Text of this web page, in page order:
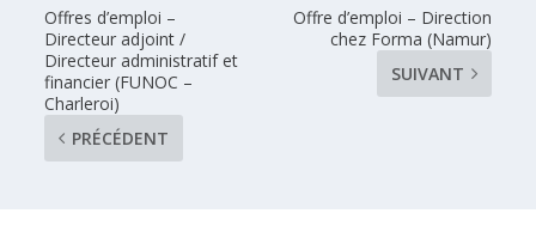
Offres d’emploi –
Directeur adjoint /
Directeur administratif et
financier (FUNOC –
Charleroi)
PRÉCÉDENT
Offre d’emploi – Direction
chez Forma (Namur)
SUIVANT